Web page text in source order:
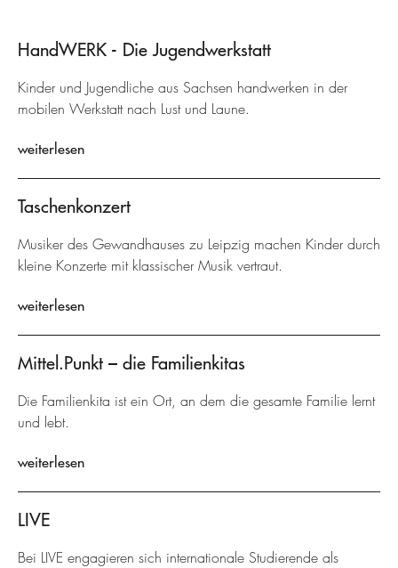
HandWERK - Die Jugendwerkstatt
Kinder und Jugendliche aus Sachsen handwerken in der
mobilen Werkstatt nach Lust und Laune.
weiterlesen
Taschenkonzert
Musiker des Gewandhauses zu Leipzig machen Kinder durch
kleine Konzerte mit klassischer Musik vertraut.
weiterlesen
Mittel.Punkt – die Familienkitas
Die Familienkita ist ein Ort, an dem die gesamte Familie lernt
und lebt.
weiterlesen
LIVE
Bei LIVE engagieren sich internationale Studierende als